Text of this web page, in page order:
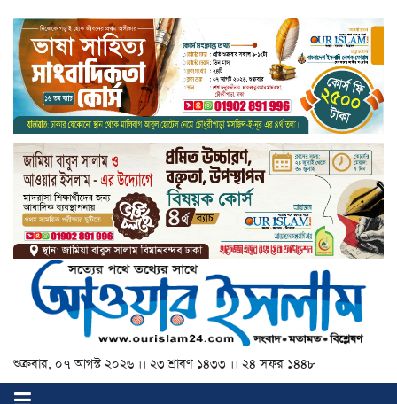
শুক্রবার, ০৭ আগস্ট ২০২৬ ।। ২৩ শ্রাবণ ১৪৩৩ ।। ২৪ সফর ১৪৪৮